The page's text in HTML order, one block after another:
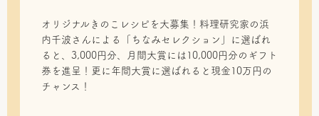
オリジナルきのこレシピを大募集！料理研究家の浜
内千波さんによる「ちなみセレクション」に選ばれ
ると、3,000円分、月間大賞には10,000円分のギフト
券を進呈！更に年間大賞に選ばれると現金10万円の
チャンス！